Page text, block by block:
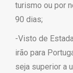
turismo ou por
90 dias;
-Visto de
irão para
seja superior a